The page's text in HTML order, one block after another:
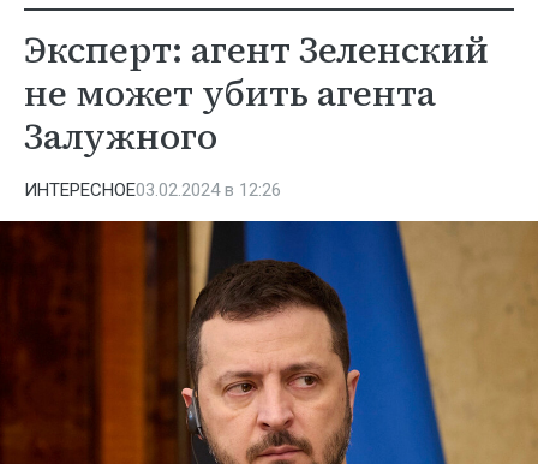
Эксперт: агент Зеленский
не может убить агента
Залужного
ИНТЕРЕСНОЕ03.02.2024 в 12:26